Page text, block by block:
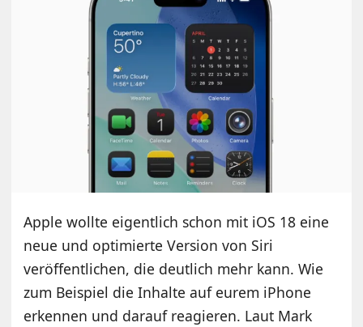
Apple wollte eigentlich schon mit iOS 18 eine
neue und optimierte Version von Siri
veröffentlichen, die deutlich mehr kann. Wie
zum Beispiel die Inhalte auf eurem iPhone
erkennen und darauf reagieren. Laut Mark